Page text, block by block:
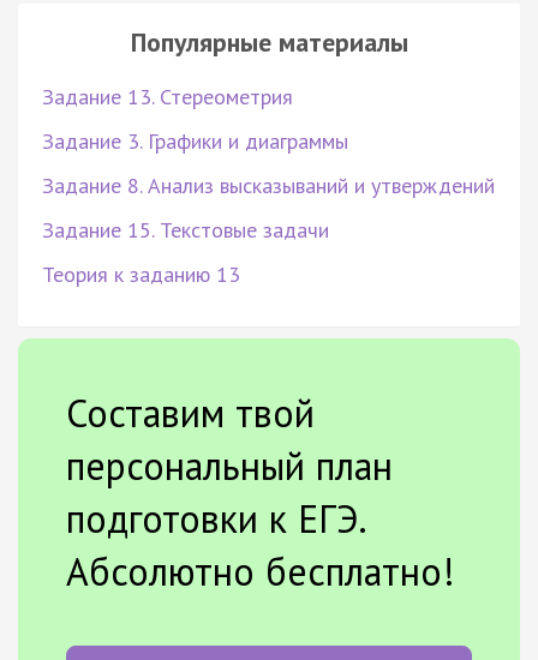
Популярные материалы
Задание 13. Стереометрия
Задание 3. Графики и диаграммы
Задание 8. Анализ высказываний и утверждений
Задание 15. Текстовые задачи
Теория к заданию 13
Составим твой
персональный план
подготовки к ЕГЭ.
Абсолютно бесплатно!